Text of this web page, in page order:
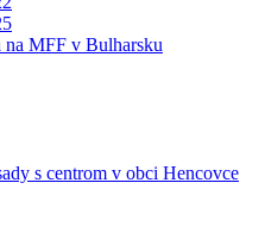
na MFF v Bulharsku
s centrom v obci Hencovce